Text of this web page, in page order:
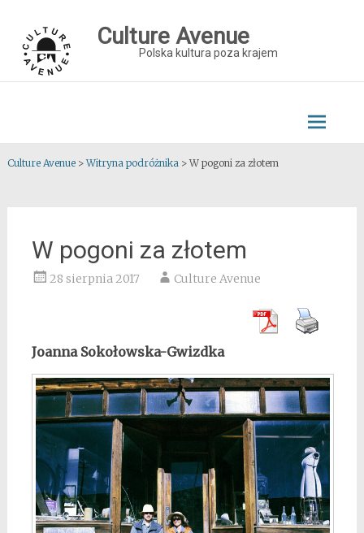
content
Culture Avenue
Polska kultura poza krajem
Culture Avenue>Witryna podróżnika> W pogoni za złotem
W pogoni za złotem
28 sierpnia 2017 Culture Avenue
Joanna Sokołowska-Gwizdka